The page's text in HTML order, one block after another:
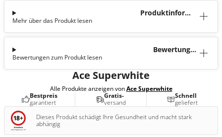
Produktinforma
Mehr über das Produkt lesen
Bewertunge
Bewertungen zum Produkt lesen
Ace Superwhite
Alle Produkte anzeigen vonAce Superwhite
Bestpreis
garantiert
Gratis-
versand
Schnell
geliefert
Dieses Produkt schädigt Ihre Gesundheit und macht stark
abhängig